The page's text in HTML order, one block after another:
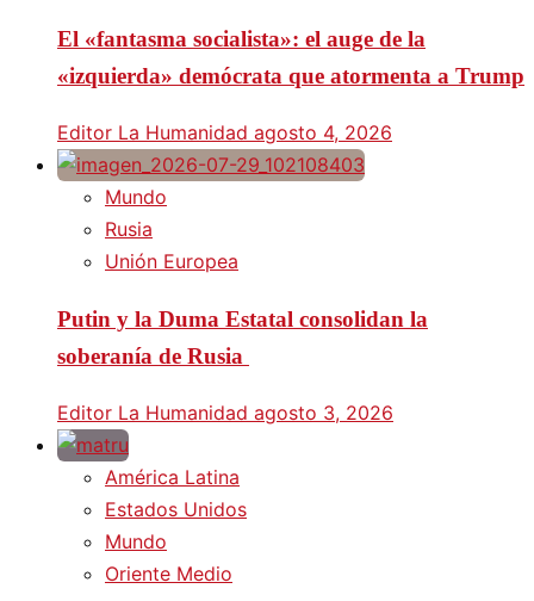
El «fantasma socialista»: el auge de la
«izquierda» demócrata que atormenta a Trump
Editor La Humanidad agosto 4, 2026
Mundo
Rusia
Unión Europea
Putin y la Duma Estatal consolidan la
soberanía de Rusia
Editor La Humanidad agosto 3, 2026
América Latina
Estados Unidos
Mundo
Oriente Medio